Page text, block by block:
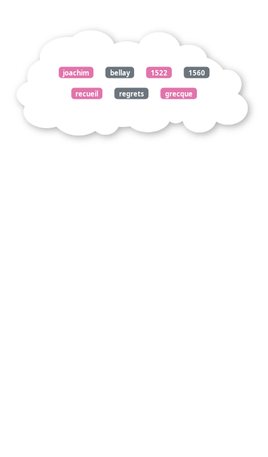
joachim bellay 1522 1560
recueil regrets grecque